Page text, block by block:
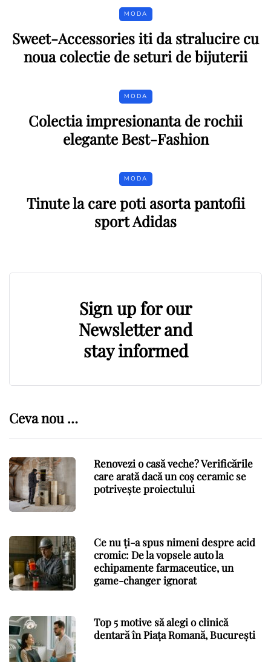
MODA
Sweet-Accessories iti da stralucire cu
noua colectie de seturi de bijuterii
MODA
Colectia impresionanta de rochii
elegante Best-Fashion
MODA
Tinute la care poti asorta pantofii
sport Adidas
Sign up for our
Newsletter and
stay informed
Ceva nou …
Renovezi o casă veche? Verificările
care arată dacă un coș ceramic se
potrivește proiectului
Ce nu ți-a spus nimeni despre acid
cromic: De la vopsele auto la
echipamente farmaceutice, un
game-changer ignorat
Top 5 motive să alegi o clinică
dentară în Piața Romană, București